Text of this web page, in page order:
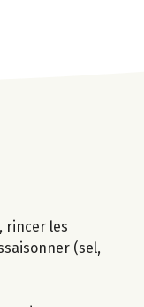
rincer les
(sel,